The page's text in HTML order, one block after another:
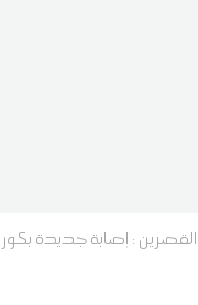
القصرين : إصابة جديدة